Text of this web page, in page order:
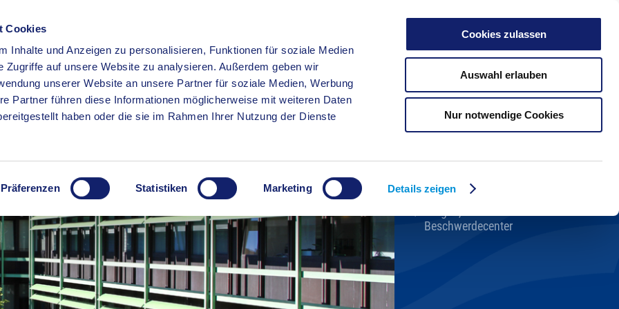
Cookies
Inhalte und Anzeigen zu personalisieren, Funktionen für soziale Medien
Zugriffe auf unsere Website zu analysieren. Außerdem geben wir
unserer Website an unsere Partner für soziale Medien, Werbung
Partner führen diese Informationen möglicherweise mit weiteren Daten
haben oder die sie im Rahmen Ihrer Nutzung der Dienste
Präferenzen Statistiken Marketing Details zeigen
Cookies zulassen
Auswahl erlauben
Nur notwendige Cookies
KREISHAUS WIRTSCHAFT BILDUNG
Kreisverwaltung A-Z
Karriere beim Kreis
Beschwerdecenter